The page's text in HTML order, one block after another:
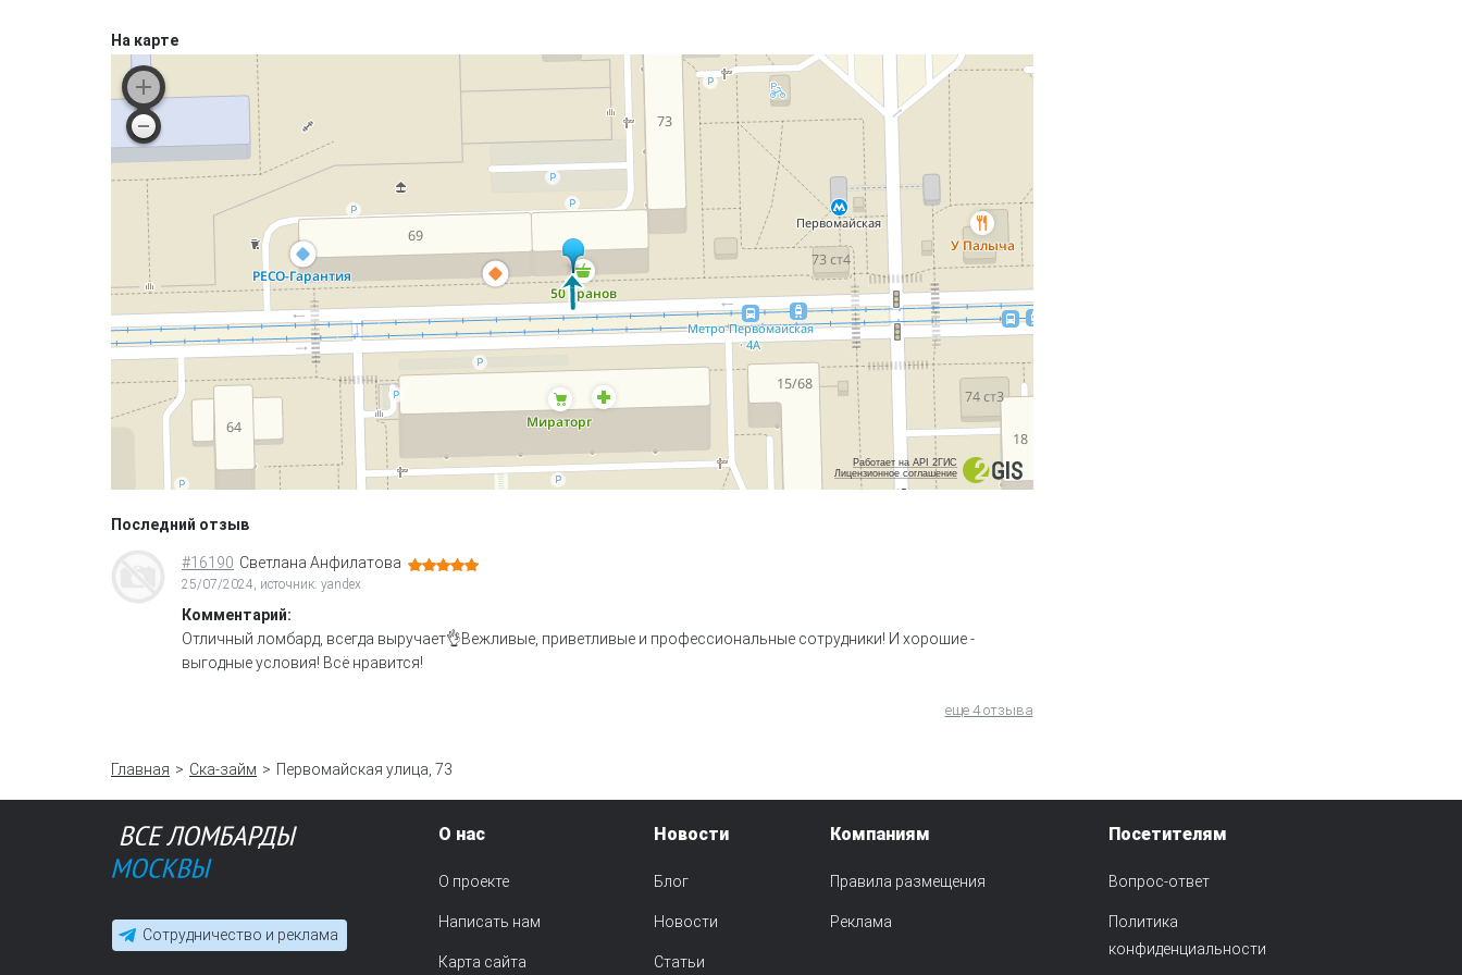
На карте
Работает на API 2ГИС
Лицензионное соглашение
Последний отзыв
#16190 Светлана Анфилатова
25/07/2024, источник: yandex
Комментарий:
Отличный ломбард, всегда выручает👌Вежливые, приветливые и профессиональные сотрудники! И хорошие -
выгодные условия! Всё нравится!
еще 4 отзыва
Главная Ска-займ Первомайская улица, 73
О нас
О проекте
Написать нам
Карта сайта
Новости
Блог
Новости
Статьи
Компаниям
Правила размещения
Реклама
Посетителям
Вопрос-ответ
Политика
конфиденциальности
Сотрудничество и реклама